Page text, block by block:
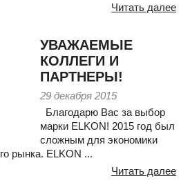
Читать далее
УВАЖАЕМЫЕ
КОЛЛЕГИ И
ПАРТНЕРЫ!
29 декабря 2015
Благодарю Вас за выбор
марки ELKON! 2015 год был
сложным для экономики
рынка. ELKON ...
Читать далее